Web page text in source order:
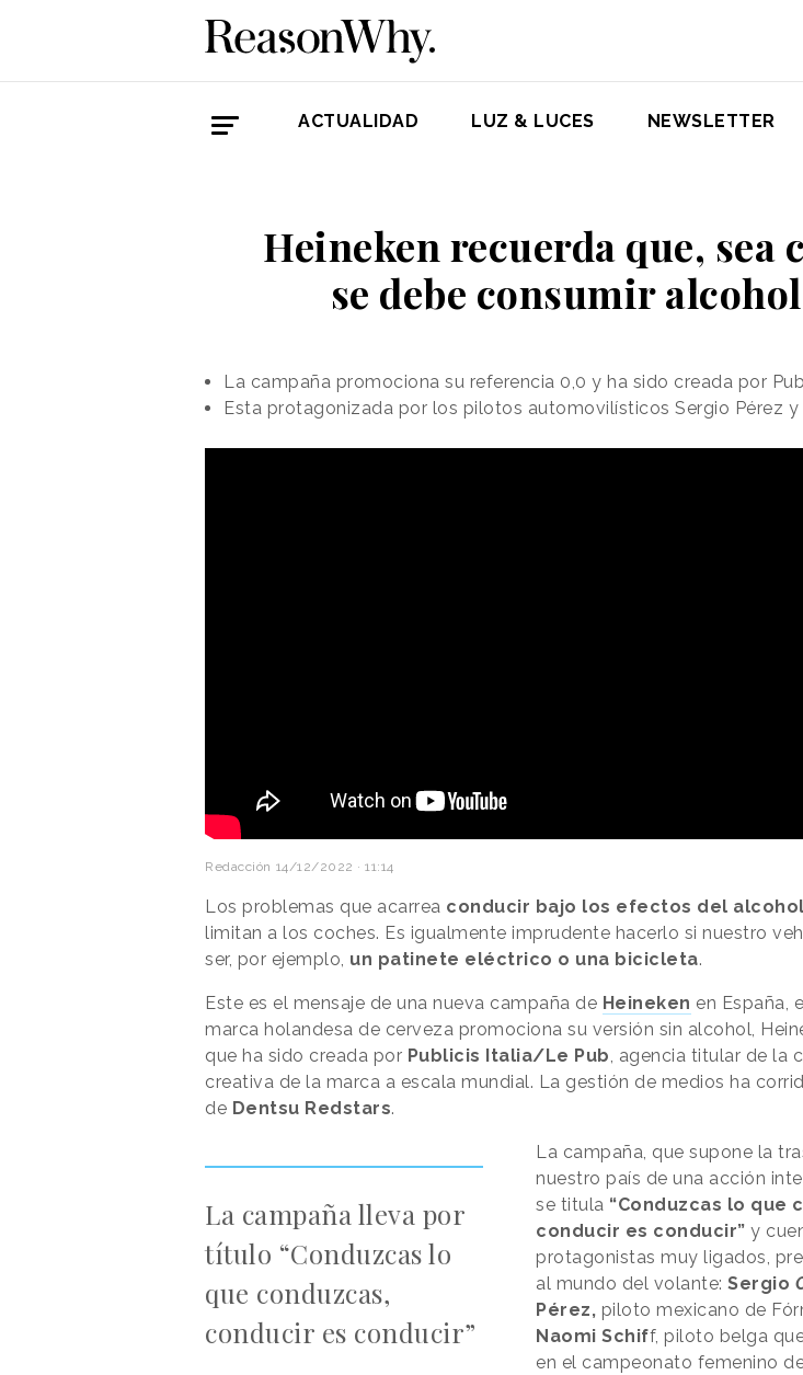
ACTUALIDAD LUZ & LUCES NEWSLETTER
Heineken recuerda que, sea
se debe consumir
La campaña promociona su referencia 0,0 y ha sido creada por
Esta protagonizada por los pilotos automovilísticos Sergio Pérez
Redacción 14/12/2022 · 11:14
Los problemas que acarrea conducir bajo los efectos del alcohol
limitan a los coches. Es igualmente imprudente hacerlo si nuestro
ser, por ejemplo, un patinete eléctrico o una bicicleta.
Este es el mensaje de una nueva campaña de Heineken en España,
marca holandesa de cerveza promociona su versión sin alcohol,
que ha sido creada por Publicis Italia/Le Pub, agencia titular de la
creativa de la marca a escala mundial. La gestión de medios ha
de Dentsu Redstars.
La campaña lleva por
título “Conduzcas lo
que conduzcas,
conducir es conducir”
La campaña, que supone la
nuestro país de una acción
se titula “Conduzcas lo que
conducir es conducir” y
protagonistas muy ligados,
al mundo del volante:Sergio
Pérez, piloto mexicano de
Naomi Schiff, piloto belga
en el campeonato femenino